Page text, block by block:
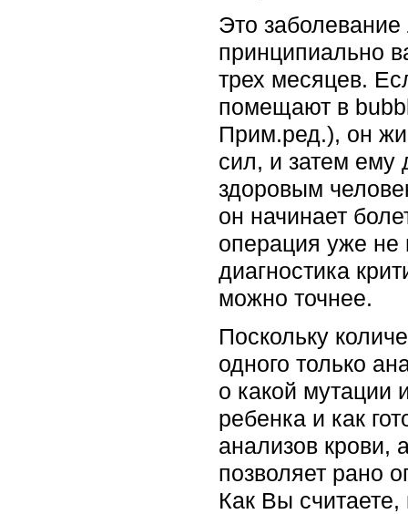
Это заболевание
принципиально
трех месяцев.
помещают в
Прим.ред.), он
сил, и затем ему
здоровым
он начинает
операция уже не
диагностика
можно точнее.
Поскольку
одного только
о какой мутации
ребенка и как
анализов крови,
позволяет рано
Как Вы